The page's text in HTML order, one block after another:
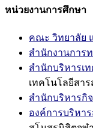
หน่วยงานการศึกษา
คณะ วิทยาลัย
สำนักงานการ
สำนักบริหารเ
เทคโนโลยีสา
สำนักบริหารกิ
องค์การบริหา